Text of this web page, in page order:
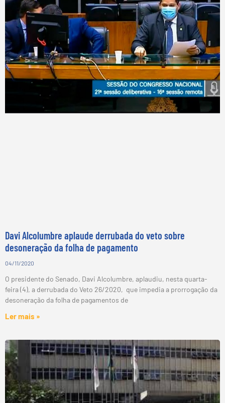
Davi Alcolumbre aplaude derrubada do veto sobre
desoneração da folha de pagamento
04/11/2020
O presidente do Senado, Davi Alcolumbre, aplaudiu, nesta quarta-
feira (4), a derrubada do Veto 26/2020, que impedia a prorrogação da
desoneração da folha de pagamentos de
Ler mais »